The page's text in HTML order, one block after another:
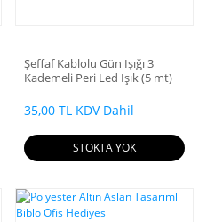
Şeffaf Kablolu Gün Işığı 3
Kademeli Peri Led Işık (5 mt)
35,00 TL KDV Dahil
STOKTA YOK